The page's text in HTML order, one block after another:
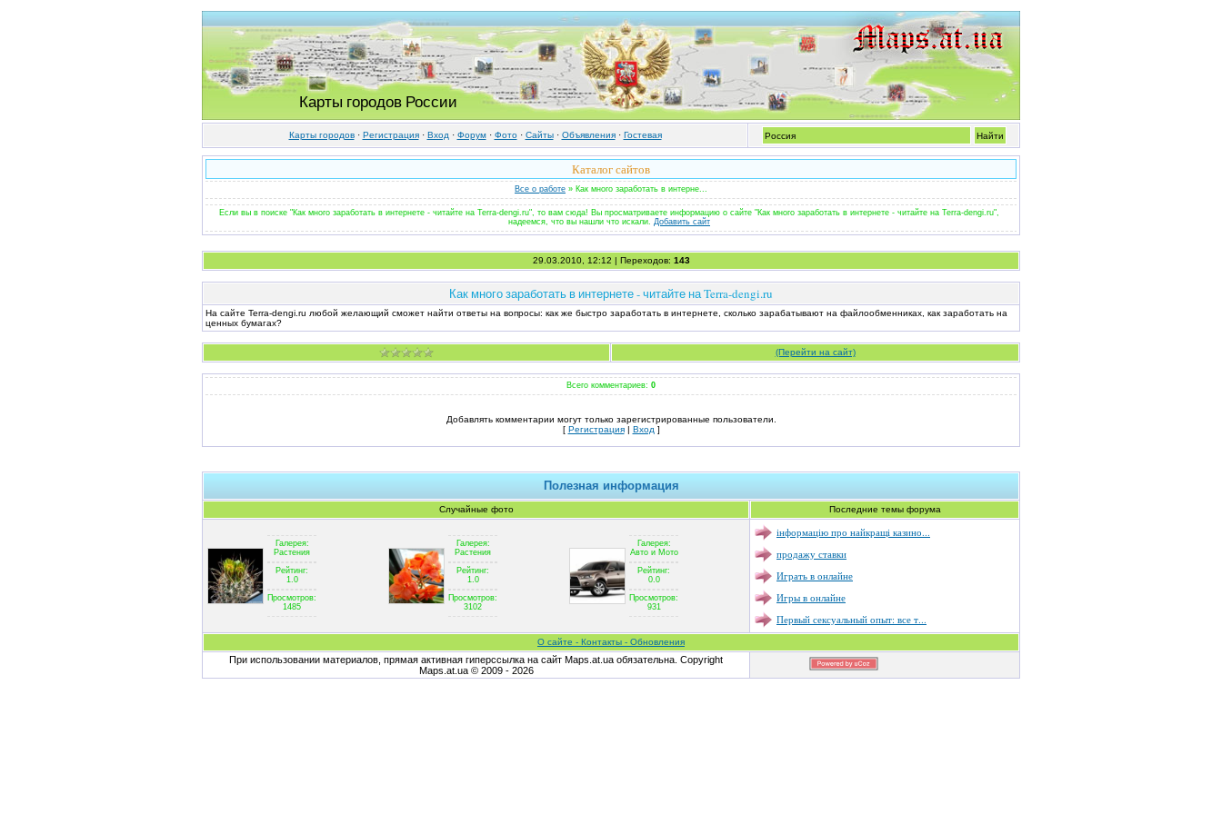
Карты городов России
Карты городов· Регистрация· Вход · Форум· Фото· Cайты· Объявления· Гостевая
Каталог сайтов
Все о работе » Как много заработать в интерне...
Если вы в поиске "Как много заработать в интернете - читайте на Terra-dengi.ru", то вам сюда! Вы просматриваете информацию о сайте "Как много заработать в интернете - читайте на Terra-dengi.ru",
надеемся, что вы нашли что искали. Добавить сайт
29.03.2010, 12:12 | Переходов: 143
Как много заработать в интернете - читайте на Terra-dengi.ru
На сайте Terra-dengi.ru любой желающий сможет найти ответы на вопросы: как же быстро заработать в интернете, сколько зарабатывают на файлообменниках, как заработать на
ценных бумагах?
(Перейти на сайт)
Всего комментариев: 0
Добавлять комментарии могут только зарегистрированные пользователи.
[ Регистрация| Вход ]
Полезная информация
Случайные фото Последние темы форума
Галерея:
Растения
Рейтинг:
1.0
Просмотров:
1485
Галерея:
Растения
Рейтинг:
1.0
Просмотров:
3102
Галерея:
Авто и Мото
Рейтинг:
0.0
Просмотров:
931
інформацію про найкращі казино...
продажу ставки
Играть в онлайне
Игры в онлайне
Первый сексуальный опыт: все т...
О сайте - Контакты - Обновления
При использовании материалов, прямая активная гиперссылка на сайт Maps.at.ua обязательна. Copyright
Maps.at.ua © 2009 - 2026